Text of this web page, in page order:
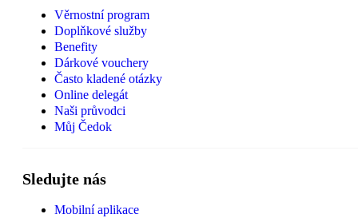
Věrnostní program
Doplňkové služby
Benefity
Dárkové vouchery
Často kladené otázky
Online delegát
Naši průvodci
Můj Čedok
Sledujte nás
Mobilní aplikace